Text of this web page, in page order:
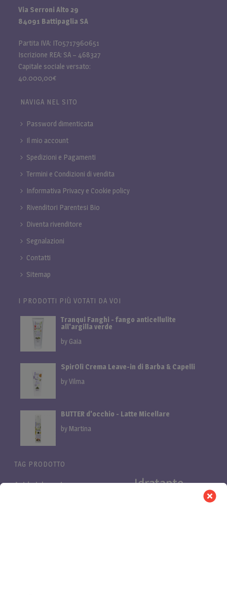
Via Serroni Alto 29
84091 Battipaglia SA
Partita IVA: IT05717960651
Iscrizione REA: SA – 468327
Capitale sociale versato:
40.000,00€
NAVIGA NEL SITO
Password dimenticata
Il mio account
Spedizioni e Pagamenti
Termini e Condizioni di vendita
Informativa Privacy e Cookie policy
Rivenditori Parentesi Bio
Diventa rivenditore
Segnalazioni
Contatti
Sitemap
I PRODOTTI PIÙ VOTATI DA VOI
Tranqui Fanghi - fango anticellulite
all'argilla verde
by Gaia
SpirOlì Crema Leave-in di Barba & Capelli
by Vilma
BUTTER d'occhio - Latte Micellare
by Martina
TAG PRODOTTO
Acido ialuronico BifasicaIdratante